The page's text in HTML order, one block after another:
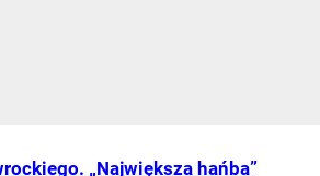
„Największa hańba”